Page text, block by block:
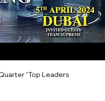
“Top Leaders